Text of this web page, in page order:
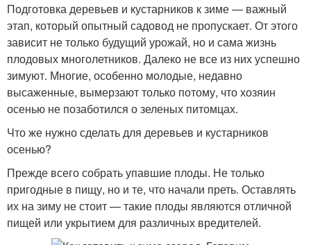
Подготовка деревьев и кустарников к зиме — важный
этап, который опытный садовод не пропускает. От этого
зависит не только будущий урожай, но и сама жизнь
плодовых многолетников. Далеко не все из них успешно
зимуют. Многие, особенно молодые, недавно
высаженные, вымерзают только потому, что хозяин
осенью не позаботился о зеленых питомцах.
Что же нужно сделать для деревьев и кустарников
осенью?
Прежде всего собрать упавшие плоды. Не только
пригодные в пищу, но и те, что начали преть. Оставлять
их на зиму не стоит — такие плоды являются отличной
пищей или укрытием для различных вредителей.